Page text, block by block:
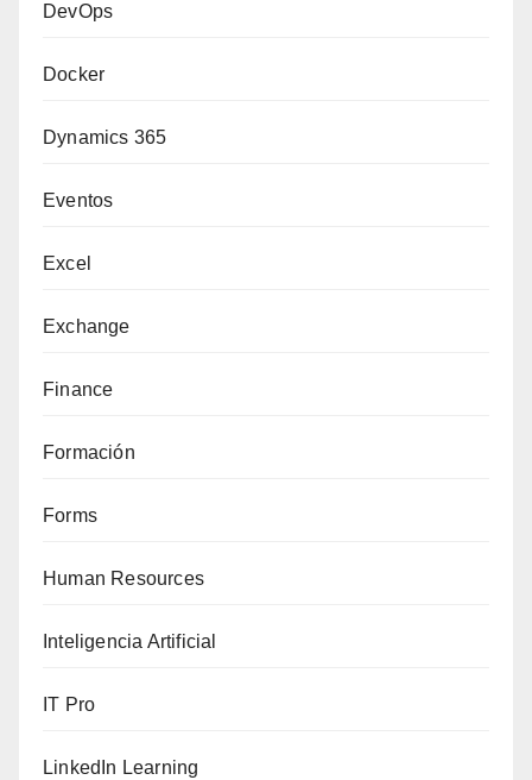
DevOps
Docker
Dynamics 365
Eventos
Excel
Exchange
Finance
Formación
Forms
Human Resources
Inteligencia Artificial
IT Pro
LinkedIn Learning